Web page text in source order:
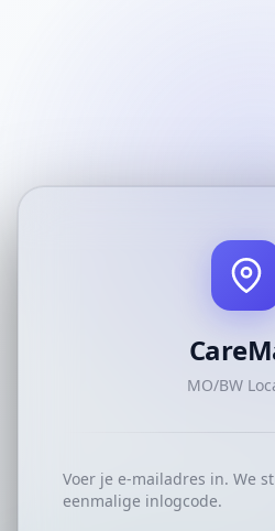
MO/BW
Voer je e-mailadres in. We
eenmalige inlogcode.